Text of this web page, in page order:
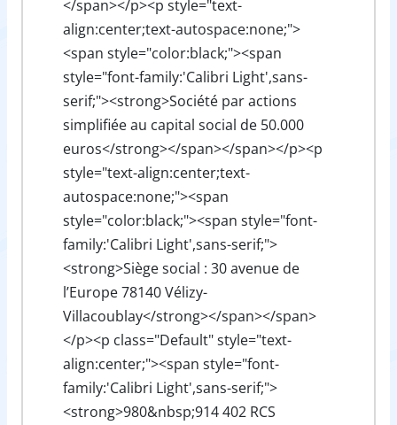
</span></p><p style="text-
align:center;text-autospace:none;">
<span style="color:black;"><span
style="font-family:'Calibri Light',sans-
serif;"><strong>Société par actions
simplifiée au capital social de 50.000
euros</strong></span></span></p><p
style="text-align:center;text-
autospace:none;"><span
style="color:black;"><span style="font-
family:'Calibri Light',sans-serif;">
<strong>Siège social : 30 avenue de
l’Europe 78140 Vélizy-
Villacoublay</strong></span></span>
</p><p class="Default" style="text-
align:center;"><span style="font-
family:'Calibri Light',sans-serif;">
<strong>980&nbsp;914 402 RCS